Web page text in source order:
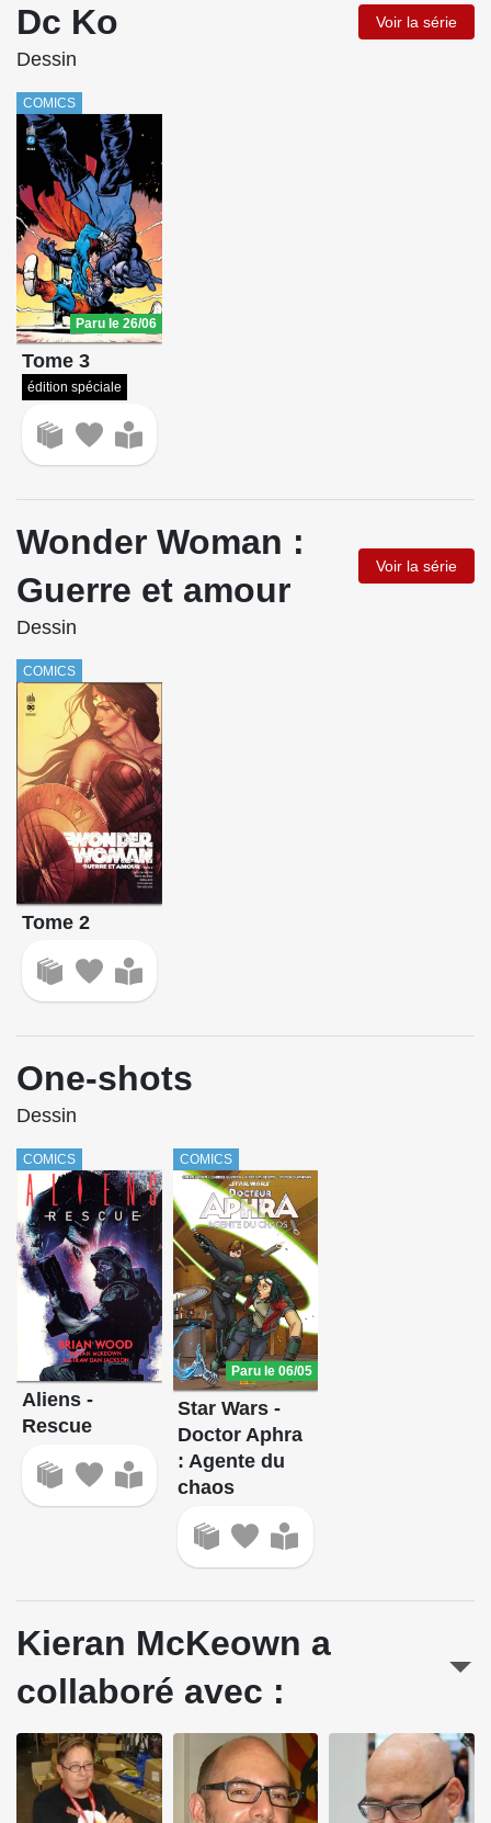
Dc Ko Voir la série
Dessin
COMICS
Paru le 26/06
Tome 3
édition spéciale
Wonder Woman :
Guerre et amour
Voir la série
Dessin
COMICS
Tome 2
One-shots
Dessin
COMICS
Aliens -
Rescue
COMICS
Paru le 06/05
Star Wars -
Doctor Aphra
: Agente du
chaos
Kieran McKeown a
collaboré avec :